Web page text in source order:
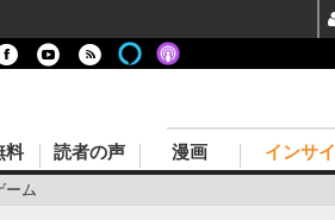
ーム
料 読者の声 漫画 インサ